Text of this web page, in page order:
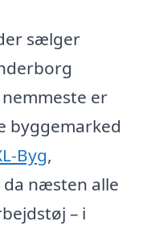
sælger
er
byggemarked
Byg,
da næsten alle
– i